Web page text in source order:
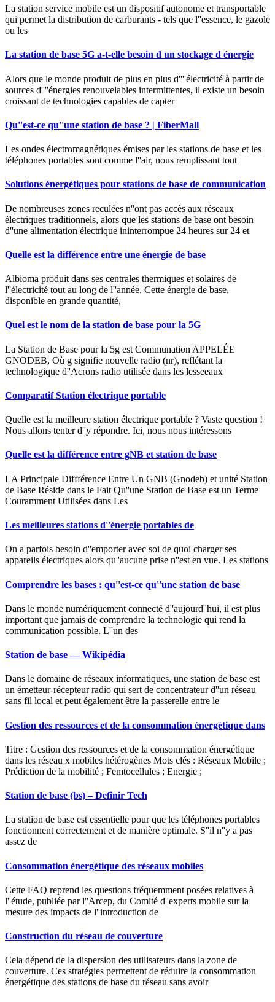
La station service mobile est un dispositif autonome et transportable
qui permet la distribution de carburants - tels que l''essence, le gazole
ou les
La station de base 5G a-t-elle besoin d un stockage d énergie
Alors que le monde produit de plus en plus d''''électricité à partir de
sources d''''énergies renouvelables intermittentes, il existe un besoin
croissant de technologies capables de capter
Qu''est-ce qu''une station de base ? | FiberMall
Les ondes électromagnétiques émises par les stations de base et les
téléphones portables sont comme l''air, nous remplissant tout
Solutions énergétiques pour stations de base de communication
De nombreuses zones reculées n''ont pas accès aux réseaux
électriques traditionnels, alors que les stations de base ont besoin
d''une alimentation électrique ininterrompue 24 heures sur 24 et
Quelle est la différence entre une énergie de base
Albioma produit dans ses centrales thermiques et solaires de
l''électricité tout au long de l''année. Cette énergie de base,
disponible en grande quantité,
Quel est le nom de la station de base pour la 5G
La Station de Base pour la 5g est Communation APPELÉE
GNODEB, Où g signifie nouvelle radio (nr), reflétant la
technologique d''Acrons radio utilisée dans les lesseeaux
Comparatif Station électrique portable
Quelle est la meilleure station électrique portable ? Vaste question !
Nous allons tenter d''y répondre. Ici, nous nous intéressons
Quelle est la différence entre gNB et station de base
LA Principale Diffférence Entre Un GNB (Gnodeb) et unité Station
de Base Réside dans le Fait Qu''une Station de Base est un Terme
Couramment Utilisées dans Les
Les meilleures stations d''énergie portables de
On a parfois besoin d''emporter avec soi de quoi charger ses
appareils électriques alors qu''aucune prise n''est en vue. Les stations
Comprendre les bases : qu''est-ce qu''une station de base
Dans le monde numériquement connecté d''aujourd''hui, il est plus
important que jamais de comprendre la technologie qui rend la
communication possible. L''un des
Station de base — Wikipédia
Dans le domaine de réseaux informatiques, une station de base est
un émetteur-récepteur radio qui sert de concentrateur d''un réseau
sans fil local et peut également être la passerelle entre le
Gestion des ressources et de la consommation énergétique dans
Titre : Gestion des ressources et de la consommation énergétique
dans les réseau x mobiles hétérogènes Mots clés : Réseaux Mobile ;
Prédiction de la mobilité ; Femtocellules ; Energie ;
Station de base (bs) – Definir Tech
La station de base est essentielle pour que les téléphones portables
fonctionnent correctement et de manière optimale. S''il n''y a pas
assez de
Consommation énergétique des réseaux mobiles
Cette FAQ reprend les questions fréquemment posées relatives à
l''étude, publiée par l''Arcep, du Comité d''experts mobile sur la
mesure des impacts de l''introduction de
Construction du réseau de couverture
Cela dépend de la dispersion des utilisateurs dans la zone de
couverture. Ces stratégies permettent de réduire la consommation
énergétique des stations de base du réseau sans avoir